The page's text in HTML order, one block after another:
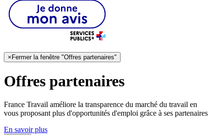
×Fermer la fenêtre "Offres partenaires"
Offres partenaires
France Travail améliore la transparence du marché du travail en
vous proposant plus d'opportunités d'emploi grâce à ses partenaires
En savoir plus